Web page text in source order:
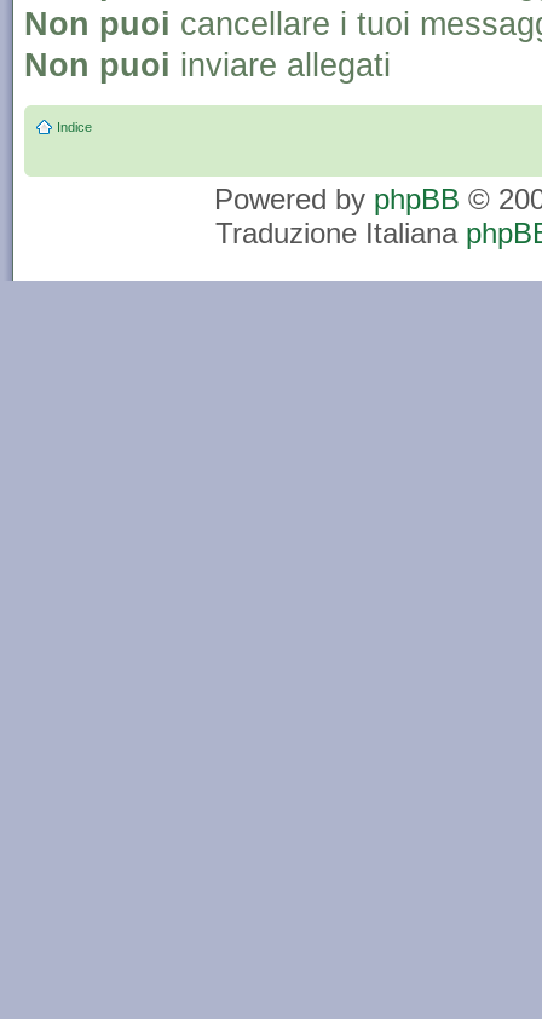
Non puoi cancellare i tuoi
Non puoi inviare allegati
Indice
Powered by phpBB ©
Traduzione Italiana